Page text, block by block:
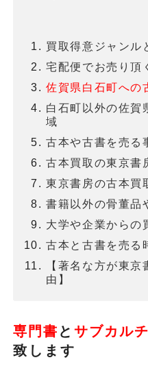
買取得意ジャンル
宅配便でお売り頂
佐賀県白石町への
白石町以外の佐賀
域
古本や古書を売る
古本買取の東京書
東京書房の古本買
書籍以外の骨董品
大学や企業からの
古本と古書を売る
【著名な方が東
由】
専門書 とサブカル
致します